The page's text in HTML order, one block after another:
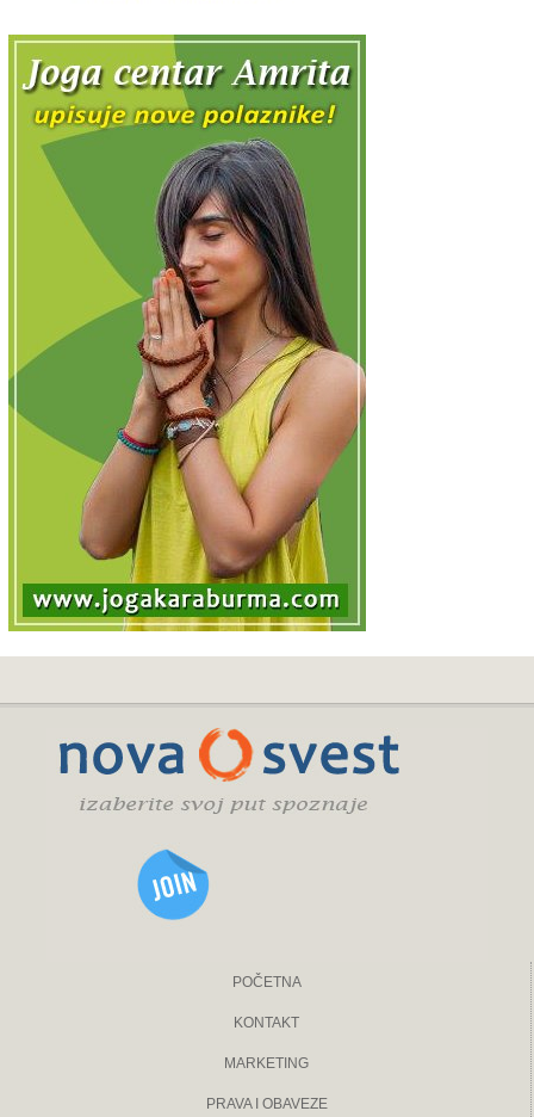
POČETNA
KONTAKT
MARKETING
PRAVA I OBAVEZE